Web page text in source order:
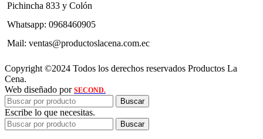
Pichincha 833 y Colón
Whatsapp: 0968460905
Mail: ventas@productoslacena.com.ec
Copyright ©2024 Todos los derechos reservados Productos La
Cena.
Web diseñado por SECOND.
Buscar
Escribe lo que necesitas.
Buscar